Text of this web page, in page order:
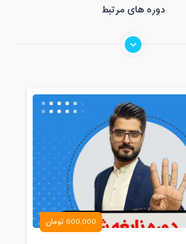
دوره های مرتبط
600,000 تومان